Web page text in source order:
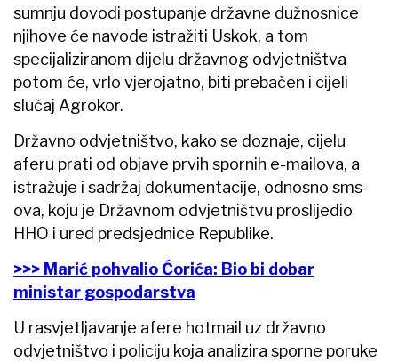
sumnju dovodi postupanje državne dužnosnice
njihove će navode istražiti Uskok, a tom
specijaliziranom dijelu državnog odvjetništva
potom će, vrlo vjerojatno, biti prebačen i cijeli
slučaj Agrokor.
Državno odvjetništvo, kako se doznaje, cijelu
aferu prati od objave prvih spornih e-mailova, a
istražuje i sadržaj dokumentacije, odnosno sms-
ova, koju je Državnom odvjetništvu proslijedio
HHO i ured predsjednice Republike.
>>> Marić pohvalio Ćorića: Bio bi dobar
ministar gospodarstva
U rasvjetljavanje afere hotmail uz državno
odvjetništvo i policiju koja analizira sporne poruke